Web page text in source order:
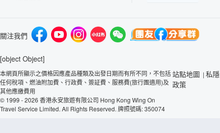
關注我們
[object Object]
本網頁所顯示之價格因應產品種類及出發日期而有所不同，不包括
任何稅項、燃油附加費、行政費、簽証費、服務費(旅行團適用)及
其他應繳費用
© 1999 - 2026 香港永安旅遊有限公司 Hong Kong Wing On
Travel Service Limited. All Rights Reserved. 牌照號碼: 350074
站點地圖 | 私隱
政策